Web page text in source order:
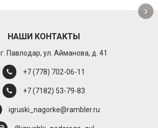
›
НАШИ КОНТАКТЫ
г. Павлодар, ул. Айманова, д. 41
+7 (778) 702-06-11
+7 (7182) 53-79-83
igruski_nagorke@rambler.ru